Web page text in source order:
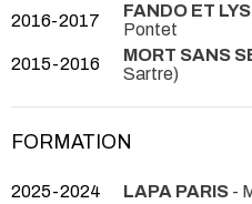
2016-2017
FANDO ET LYS
Pontet
2015-2016
MORT SANS
Sartre)
FORMATION
2025-2024 LAPA PARIS -